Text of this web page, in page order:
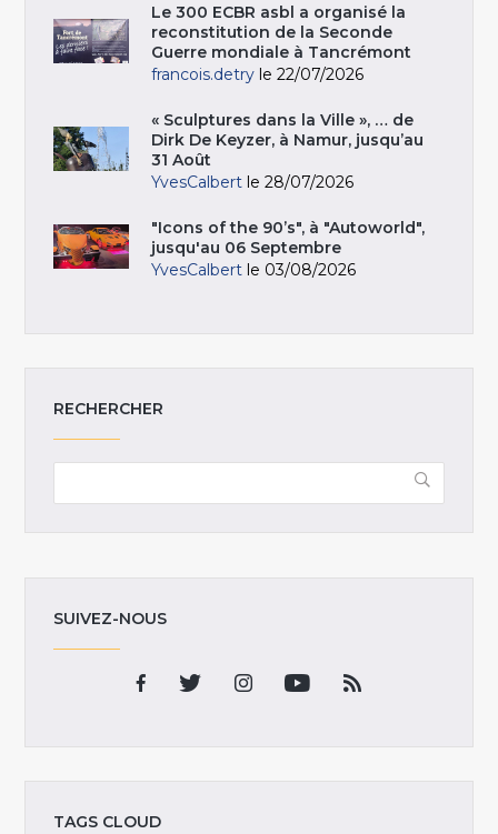
Le 300 ECBR asbl a organisé la
reconstitution de la Seconde
Guerre mondiale à Tancrémont
francois.detry le 22/07/2026
« Sculptures dans la Ville », … de
Dirk De Keyzer, à Namur, jusqu’au
31 Août
YvesCalbert le 28/07/2026
"Icons of the 90’s", à "Autoworld",
jusqu'au 06 Septembre
YvesCalbert le 03/08/2026
RECHERCHER
SUIVEZ-NOUS
TAGS CLOUD